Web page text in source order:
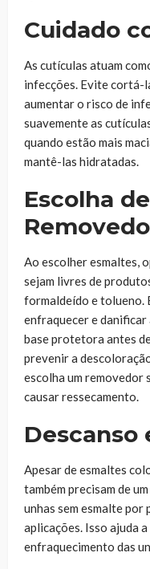
Cuidado
As cutículas atuam
infecções. Evite cortá-
aumentar o risco de
suavemente as
quando estão mais
mantê-las hidratadas.
Escolha
Ao escolher esmaltes,
sejam livres de
formaldeído e tolueno.
enfraquecer e danificar
base protetora antes
prevenir a
escolha um removedor
causar ressecamento.
Descanso
Apesar de esmaltes
também precisam de
unhas sem esmalte por
aplicações. Isso ajuda
enfraquecimento das